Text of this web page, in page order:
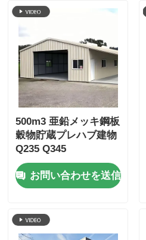
500m3 亜鉛メッキ鋼板
穀物貯蔵プレハブ建物
Q235 Q345
お問い合わせを送信